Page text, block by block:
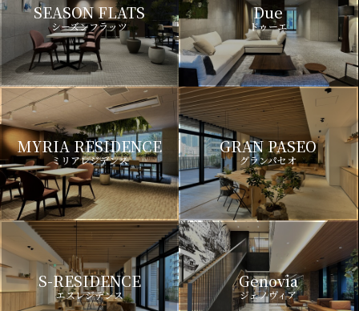
SEASON FLATS
シーズンフラッツ
Due
ドゥーエ
MYRIA RESIDENCE
ミリアレジデンス
GRAN PASEO
グランパセオ
S-RESIDENCE
エスレジデンス
Genovia
ジェノヴィア